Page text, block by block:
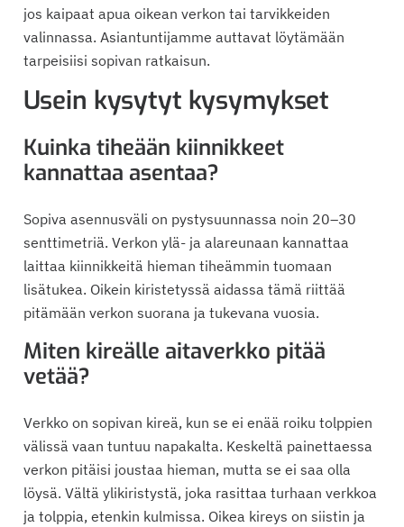
jos kaipaat apua oikean verkon tai tarvikkeiden
valinnassa. Asiantuntijamme auttavat löytämään
tarpeisiisi sopivan ratkaisun.
Usein kysytyt kysymykset
Kuinka tiheään kiinnikkeet
kannattaa asentaa?
Sopiva asennusväli on pystysuunnassa noin 20–30
senttimetriä. Verkon ylä- ja alareunaan kannattaa
laittaa kiinnikkeitä hieman tiheämmin tuomaan
lisätukea. Oikein kiristetyssä aidassa tämä riittää
pitämään verkon suorana ja tukevana vuosia.
Miten kireälle aitaverkko pitää
vetää?
Verkko on sopivan kireä, kun se ei enää roiku tolppien
välissä vaan tuntuu napakalta. Keskeltä painettaessa
verkon pitäisi joustaa hieman, mutta se ei saa olla
löysä. Vältä ylikiristystä, joka rasittaa turhaan verkkoa
ja tolppia, etenkin kulmissa. Oikea kireys on siistin ja